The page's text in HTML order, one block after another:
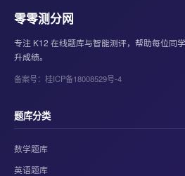
零零测分网
专注 K12 在线题库与智能测评，帮助每位同
升成绩。
备案号：桂ICP备18008529号-4
题库分类
数学题库
英语题库